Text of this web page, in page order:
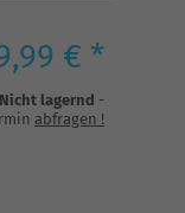
€ *
Nicht lagernd -
abfragen !